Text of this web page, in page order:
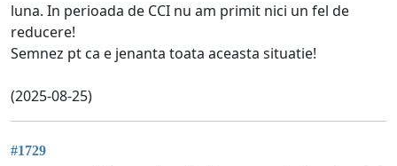
luna. In perioada de CCI nu am primit nici un fel de
reducere!
Semnez pt ca e jenanta toata aceasta situatie!
(2025-08-25)
#1729